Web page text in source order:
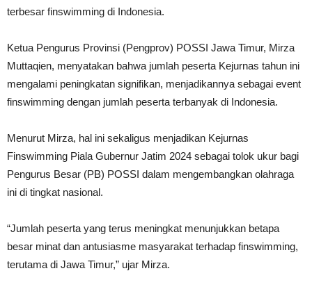
terbesar finswimming di Indonesia.
Ketua Pengurus Provinsi (Pengprov) POSSI Jawa Timur, Mirza
Muttaqien, menyatakan bahwa jumlah peserta Kejurnas tahun ini
mengalami peningkatan signifikan, menjadikannya sebagai event
finswimming dengan jumlah peserta terbanyak di Indonesia.
Menurut Mirza, hal ini sekaligus menjadikan Kejurnas
Finswimming Piala Gubernur Jatim 2024 sebagai tolok ukur bagi
Pengurus Besar (PB) POSSI dalam mengembangkan olahraga
ini di tingkat nasional.
“Jumlah peserta yang terus meningkat menunjukkan betapa
besar minat dan antusiasme masyarakat terhadap finswimming,
terutama di Jawa Timur,” ujar Mirza.